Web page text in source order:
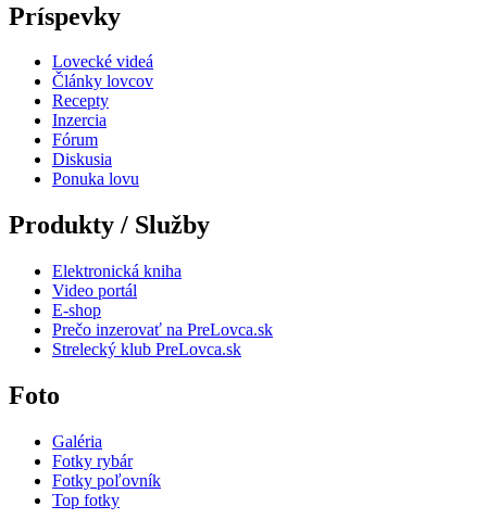
Príspevky
Lovecké videá
Články lovcov
Recepty
Inzercia
Fórum
Diskusia
Ponuka lovu
Produkty / Služby
Elektronická kniha
Video portál
E-shop
Prečo inzerovať na PreLovca.sk
Strelecký klub PreLovca.sk
Foto
Galéria
Fotky rybár
Fotky poľovník
Top fotky